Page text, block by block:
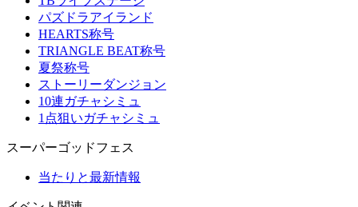
パズドラアイランド
HEARTS称号
TRIANGLE BEAT称号
夏祭称号
ストーリーダンジョン
10連ガチャシミュ
1点狙いガチャシミュ
スーパーゴッドフェス
当たりと最新情報